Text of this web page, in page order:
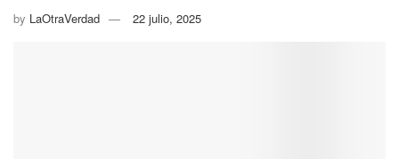
by LaOtraVerdad 22 julio, 2025